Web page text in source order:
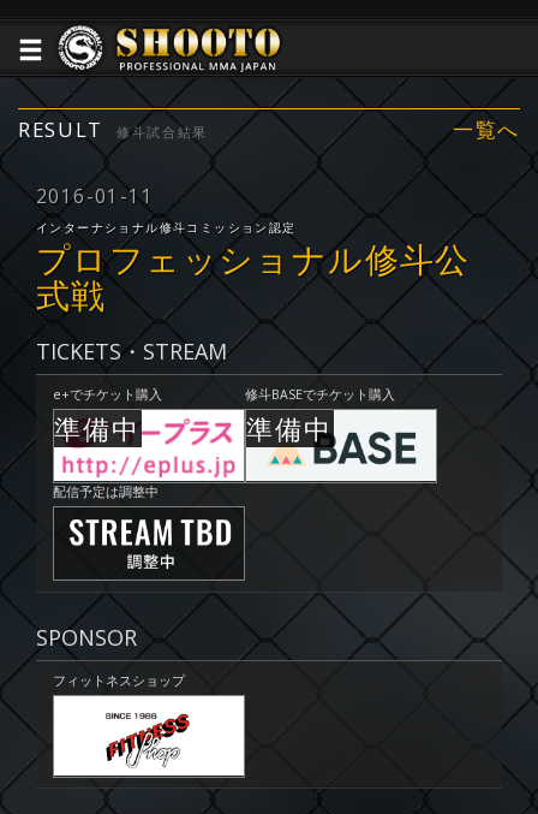
RESULT 修斗試合結果 一覧へ
2016-01-11
インターナショナル修斗コミッション認定
プロフェッショナル修斗公
式戦
TICKETS・STREAM
e+でチケット購入 修斗BASEでチケット購入
配信予定は調整中
SPONSOR
フィットネスショップ